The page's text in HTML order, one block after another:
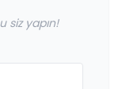
siz yapın!